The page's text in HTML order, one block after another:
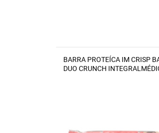
BARRA PROTEÍCA IM CRISP
DUO CRUNCH